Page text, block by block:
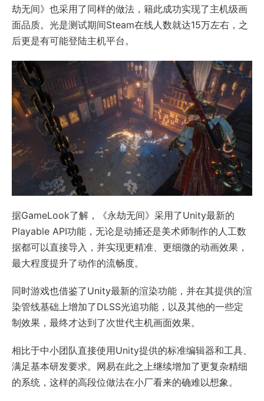
劫无间》也采用了同样的做法，籍此成功实现了主机级画
面品质。光是测试期间Steam在线人数就达15万左右，之
后更是有可能登陆主机平台。
据GameLook了解，《永劫无间》采用了Unity最新的
Playable API功能，无论是动捕还是美术师制作的人工数
据都可以直接导入，并实现更精准、更细微的动画效果，
最大程度提升了动作的流畅度。
同时游戏也借鉴了Unity最新的渲染功能，并在其提供的渲
染管线基础上增加了DLSS光追功能，以及其他的一些定
制效果，最终才达到了次世代主机画面效果。
相比于中小团队直接使用Unity提供的标准编辑器和工具、
满足基本研发要求。网易在此之上继续增加了更复杂精细
的系统，这样的高段位做法在小厂看来的确难以想象。